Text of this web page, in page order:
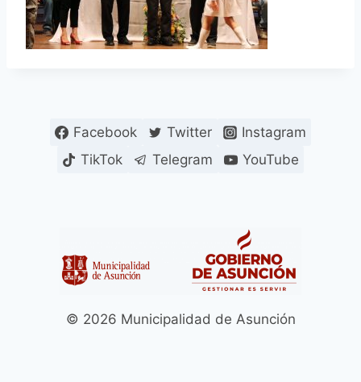
Facebook Twitter
Instagram
TikTok
Telegram YouTube
© 2026 Municipalidad de Asunción